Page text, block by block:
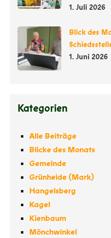
1. Juli 2026
Blick des
1. Juni 2026
Kategorien
Alle Beiträge
Blicke des Monats
Gemeinde
Grünheide (Mark)
Hangelsberg
Kagel
Kienbaum
Mönchwinkel